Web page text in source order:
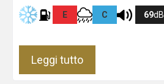
E C 69dB
Leggi tutto